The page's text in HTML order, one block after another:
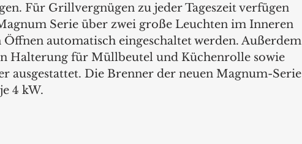
Für Grillvergnügen zu jeder Tageszeit verfügen
Serie über zwei große Leuchten im Inneren
Öffnen automatisch eingeschaltet werden. Außerdem
Halterung für Müllbeutel und Küchenrolle sowie
ausgestattet. Die Brenner der neuen Magnum-Serie
4 kW.